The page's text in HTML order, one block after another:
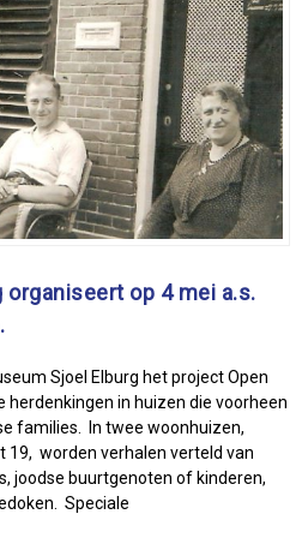
op 4 mei a.s.
Sjoel Elburg het project Open
herdenkingen in huizen die voorheen
families. In twee woonhuizen,
19, worden verhalen verteld van
joodse buurtgenoten of kinderen,
Speciale